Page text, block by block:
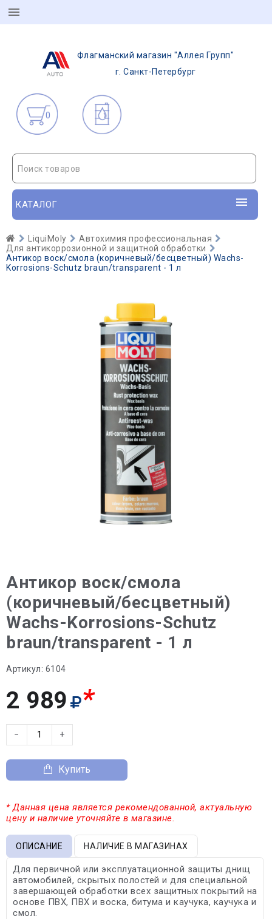
Флагманский магазин "Аллея Групп"
г. Санкт-Петербург
0
Поиск товаров
КАТАЛОГ
LiquiMoly
Автохимия профессиональная
Для антикоррозионной и защитной обработки
Антикор воск/смола (коричневый/бесцветный) Wachs-
Korrosions-Schutz braun/transparent - 1 л
Антикор воск/смола
(коричневый/бесцветный)
Wachs-Korrosions-Schutz
braun/transparent - 1 л
Артикул: 6104
2 989 *
− +
Купить
* Данная цена является рекомендованной, актуальную
цену и наличие уточняйте в магазине.
ОПИСАНИЕ НАЛИЧИЕ В МАГАЗИНАХ
Для первичной или эксплуатационной защиты днищ
автомобилей, скрытых полостей и для специальной
завершающей обработки всех защитных покрытий на
основе ПВХ, ПВХ и воска, битума и каучука, каучука и
смол.